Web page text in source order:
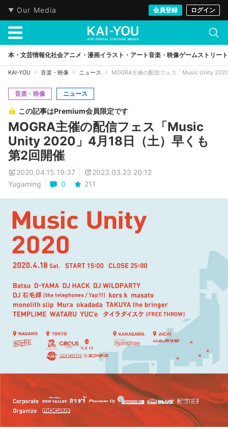
Our Media 会員登録 ログイン
本・文芸情報化社会アニメ・漫画イラスト・アート音楽・映像ゲームストリート
KAI-YOU 音楽・映像 ニュース MOGRA主催の配信フェス「Music Unity
音楽・映像 ニュース
この記事はPremium会員限定です
MOGRA主催の配信フェス「Music
Unity 2020」4月18日（土）早くも
第2回開催
2020.04.15 19:37
2023.03.23 20:12
Yugaming
0 211